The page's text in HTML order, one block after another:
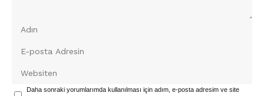
Daha sonraki yorumlarımda kullanılması için adım, e-posta adresim ve site